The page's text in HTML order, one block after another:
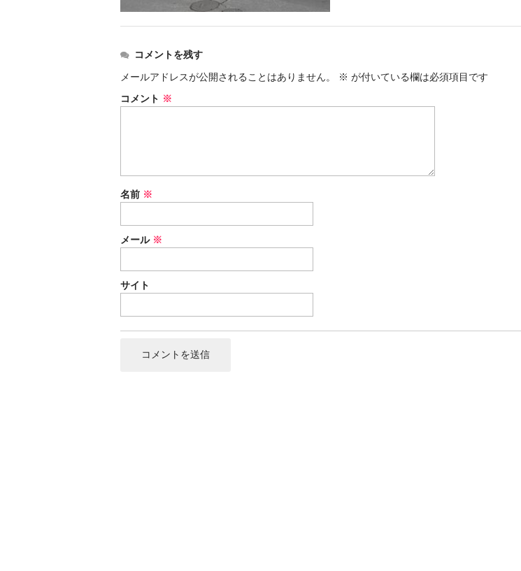
コメントを残す
メールアドレスが公開されることはありません。
※ が付いている欄は必須項目です
コメント ※
名前 ※
メール ※
サイト